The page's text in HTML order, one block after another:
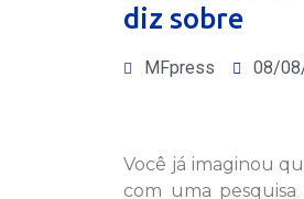
diz sobre
MFpress 08/
Você já imaginou
com uma